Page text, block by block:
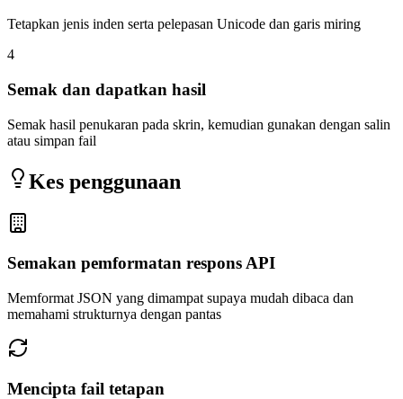
Tetapkan jenis inden serta pelepasan Unicode dan garis miring
4
Semak dan dapatkan hasil
Semak hasil penukaran pada skrin, kemudian gunakan dengan salin
atau simpan fail
Kes penggunaan
Semakan pemformatan respons API
Memformat JSON yang dimampat supaya mudah dibaca dan
memahami strukturnya dengan pantas
Mencipta fail tetapan